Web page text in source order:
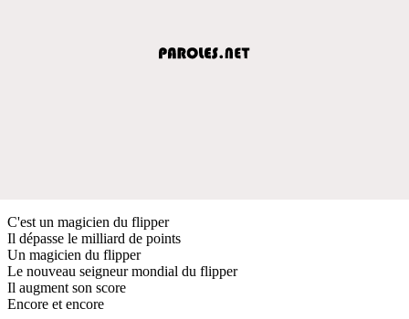
C'est un magicien du flipper
Il dépasse le milliard de points
Un magicien du flipper
Le nouveau seigneur mondial du flipper
Il augment son score
Encore et encore